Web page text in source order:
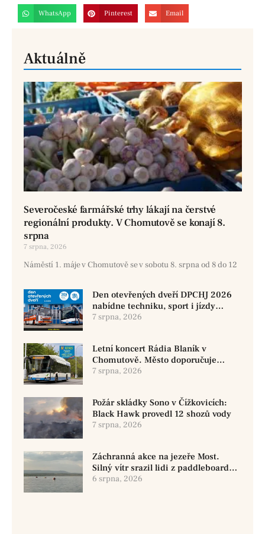
WhatsApp Pinterest Email
Aktuálně
Severočeské farmářské trhy lákají na čerstvé
regionální produkty. V Chomutově se konají 8.
srpna
7 srpna, 2026
Náměstí 1. máje v Chomutově se v sobotu 8. srpna od 8 do 12
Den otevřených dveří DPCHJ 2026
nabídne techniku, sport i jízdy
historickými vozy
7 srpna, 2026
Letní koncert Rádia Blaník v
Chomutově. Město doporučuje
využít MHD
7 srpna, 2026
Požár skládky Sono v Čížkovicích:
Black Hawk provedl 12 shozů vody
7 srpna, 2026
Záchranná akce na jezeře Most.
Silný vítr srazil lidi z paddleboardů,
dvě osoby se pohřešují
6 srpna, 2026